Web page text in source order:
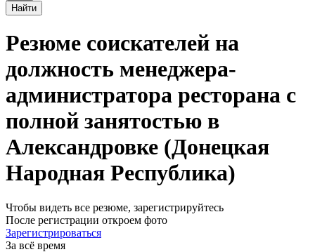
Найти
Резюме соискателей на
должность менеджера-
администратора ресторана с
полной занятостью в
Александровке (Донецкая
Народная Республика)
Чтобы видеть все резюме, зарегистрируйтесь
После регистрации откроем фото
Зарегистрироваться
За всё время